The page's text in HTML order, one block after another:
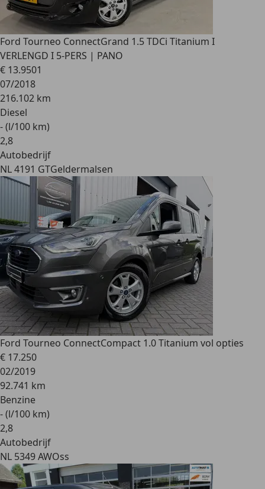
Ford Tourneo ConnectGrand 1.5 TDCi Titanium I
VERLENGD I 5-PERS | PANO
€ 13.9501
07/2018
216.102 km
Diesel
- (l/100 km)
2,8
Autobedrijf
NL 4191 GTGeldermalsen
Ford Tourneo ConnectCompact 1.0 Titanium vol opties
€ 17.250
02/2019
92.741 km
Benzine
- (l/100 km)
2,8
Autobedrijf
NL 5349 AWOss